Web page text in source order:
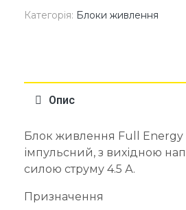
Категорія: Блоки живлення
Опис
Блок живлення Full Energy
імпульсний, з вихідною
силою струму 4.5 А.
Призначення